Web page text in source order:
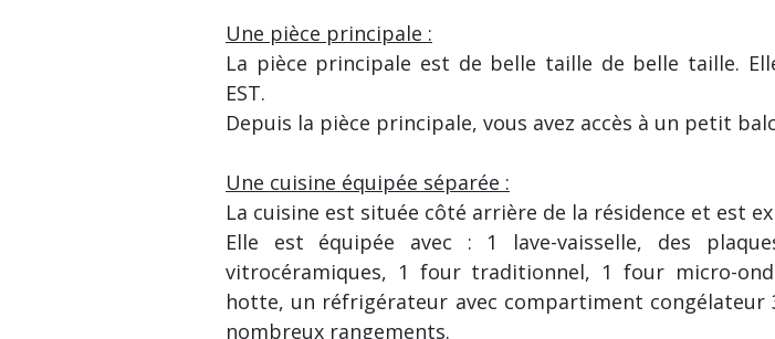
Une pièce principale :
La pièce principale est de belle taille de belle taille.
EST.
Depuis la pièce principale, vous avez accès à un petit
Une cuisine équipée séparée :
La cuisine est située côté arrière de la résidence et est
Elle est équipée avec : 1 lave-vaisselle, des
vitrocéramiques, 1 four traditionnel, 1 four micro-
hotte, un réfrigérateur avec compartiment
nombreux rangements.